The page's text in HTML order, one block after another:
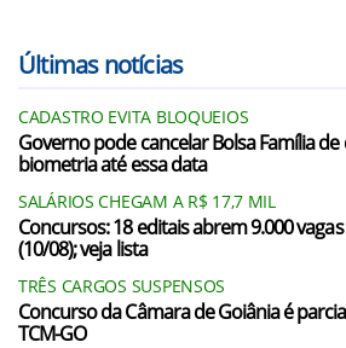
Últimas notícias
CADASTRO EVITA BLOQUEIOS
Governo pode cancelar Bolsa Família
biometria até essa data
SALÁRIOS CHEGAM A R$ 17,7 MIL
Concursos: 18 editais abrem 9.000
(10/08); veja lista
TRÊS CARGOS SUSPENSOS
Concurso da Câmara de Goiânia é
TCM-GO